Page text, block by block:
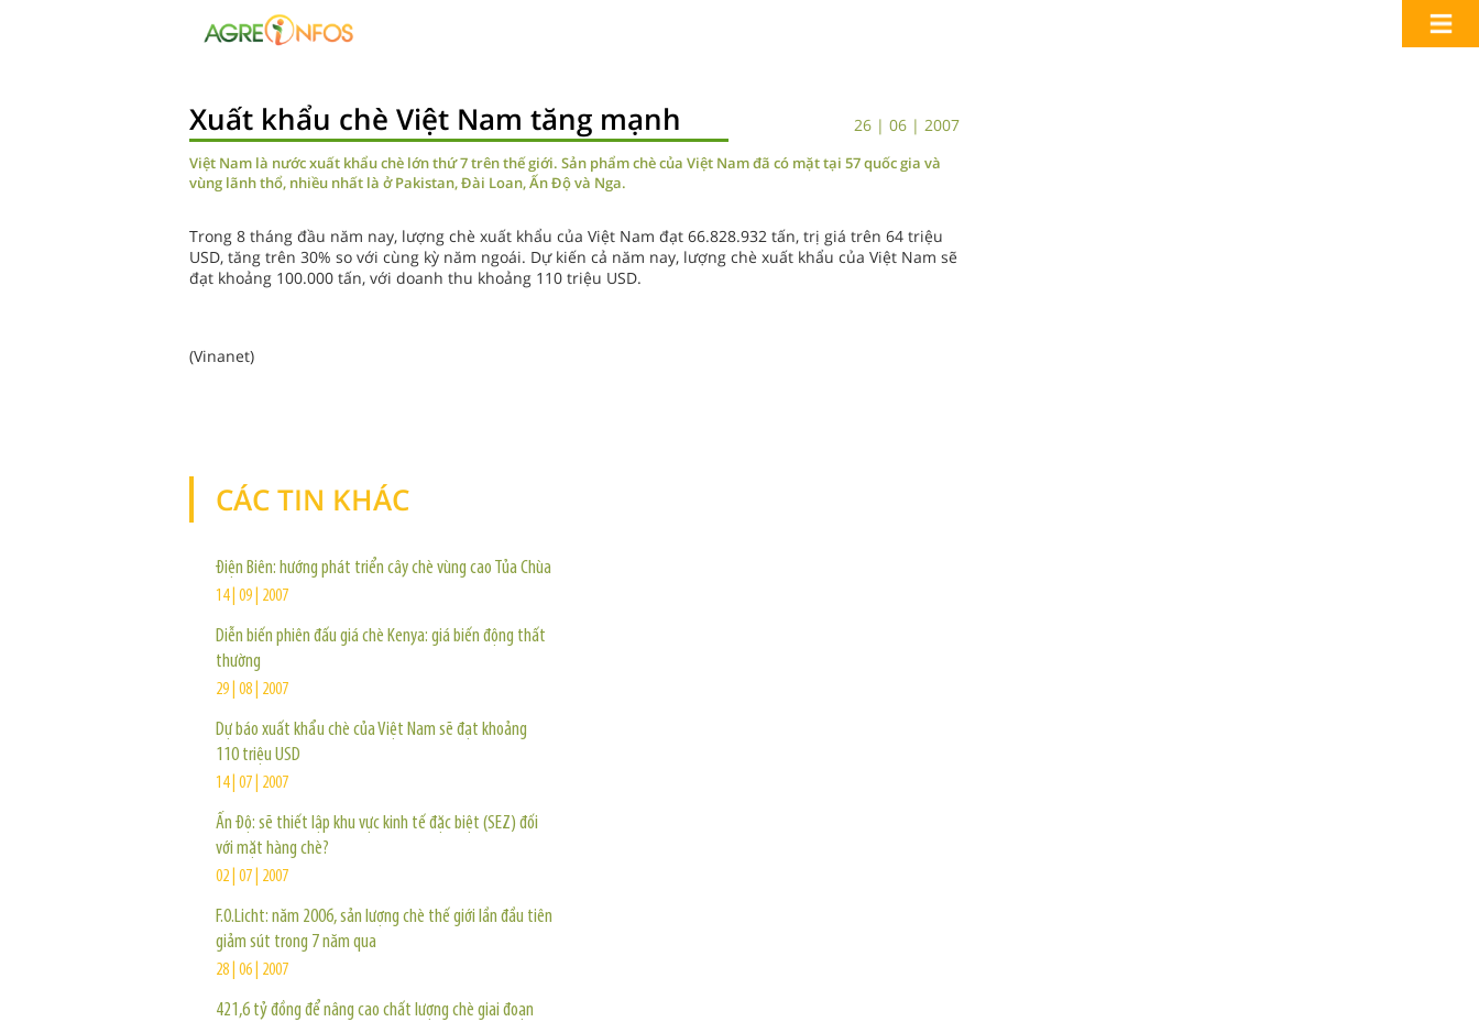
Xuất khẩu chè Việt Nam tăng mạnh 26 | 06 | 2007
Việt Nam là nước xuất khẩu chè lớn thứ 7 trên thế giới. Sản phẩm chè của Việt Nam đã có mặt tại 57 quốc gia và
vùng lãnh thổ, nhiều nhất là ở Pakistan, Đài Loan, Ấn Độ và Nga.
Trong 8 tháng đầu năm nay, lượng chè xuất khẩu của Việt Nam đạt 66.828.932 tấn, trị giá trên 64 triệu
USD, tăng trên 30% so với cùng kỳ năm ngoái. Dự kiến cả năm nay, lượng chè xuất khẩu của Việt Nam sẽ
đạt khoảng 100.000 tấn, với doanh thu khoảng 110 triệu USD.
(Vinanet)
CÁC TIN KHÁC
Điện Biên: hướng phát triển cây chè vùng cao Tủa Chùa
14 | 09 | 2007
Diễn biến phiên đấu giá chè Kenya: giá biến động thất
thường
29 | 08 | 2007
Dự báo xuất khẩu chè của Việt Nam sẽ đạt khoảng
110 triệu USD
14 | 07 | 2007
Ấn Độ: sẽ thiết lập khu vực kinh tế đặc biệt (SEZ) đối
với mặt hàng chè?
02 | 07 | 2007
F.O.Licht: năm 2006, sản lượng chè thế giới lần đầu tiên
giảm sút trong 7 năm qua
28 | 06 | 2007
421,6 tỷ đồng để nâng cao chất lượng chè giai đoạn